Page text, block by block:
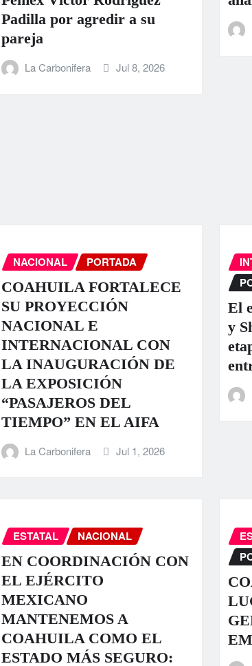
Padilla por agredir a su
pareja
La Carbonifera Jul 8, 2026
NACIONAL PORTADA
COAHUILA FORTALECE
SU PROYECCIÓN
NACIONAL E
INTERNACIONAL CON
LA INAUGURACIÓN DE
LA EXPOSICIÓN
“PASAJEROS DEL
TIEMPO” EN EL AIFA
La Carbonifera Jul 1, 2026
El
y
ESTATAL NACIONAL
EN COORDINACIÓN CON
EL EJÉRCITO
MEXICANO
MANTENEMOS A
COAHUILA COMO EL
ESTADO MÁS SEGURO: